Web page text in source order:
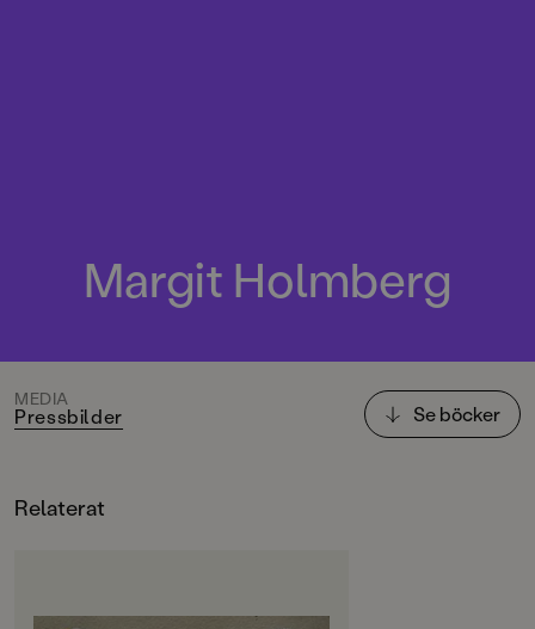
Margit Holmberg
MEDIA
Pressbilder Se böcker
Relaterat
OM BOKEN